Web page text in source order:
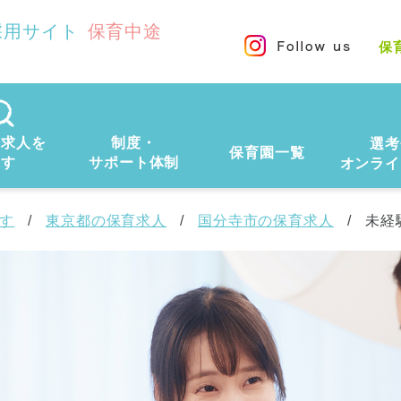
サイト 保育中途
保
人を
制度・
サポート体制
保育園一覧
選
オンラ
東京都の保育求人 国分寺市の保育求人 未経